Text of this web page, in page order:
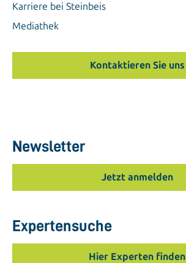
Karriere bei Steinbeis
Mediathek
Kontaktieren Sie uns
Newsletter
Jetzt anmelden
Expertensuche
Hier Experten finden